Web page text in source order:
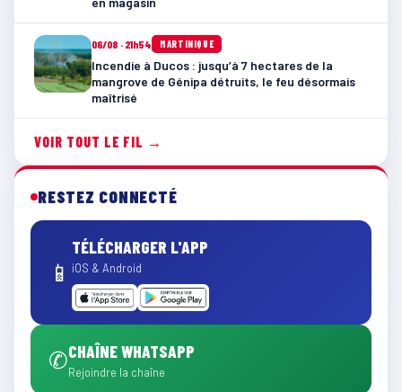
06/08 · 21h54 MARTINIQUE
Incendie à Ducos : jusqu’à 7 hectares de la
mangrove de Génipa détruits, le feu désormais
maîtrisé
VOIR TOUT LE FIL →
RESTEZ CONNECTÉ
📱
TÉLÉCHARGER L'APP
iOS & Android
✆CHAÎNE WHATSAPP
Rejoindre la chaîne